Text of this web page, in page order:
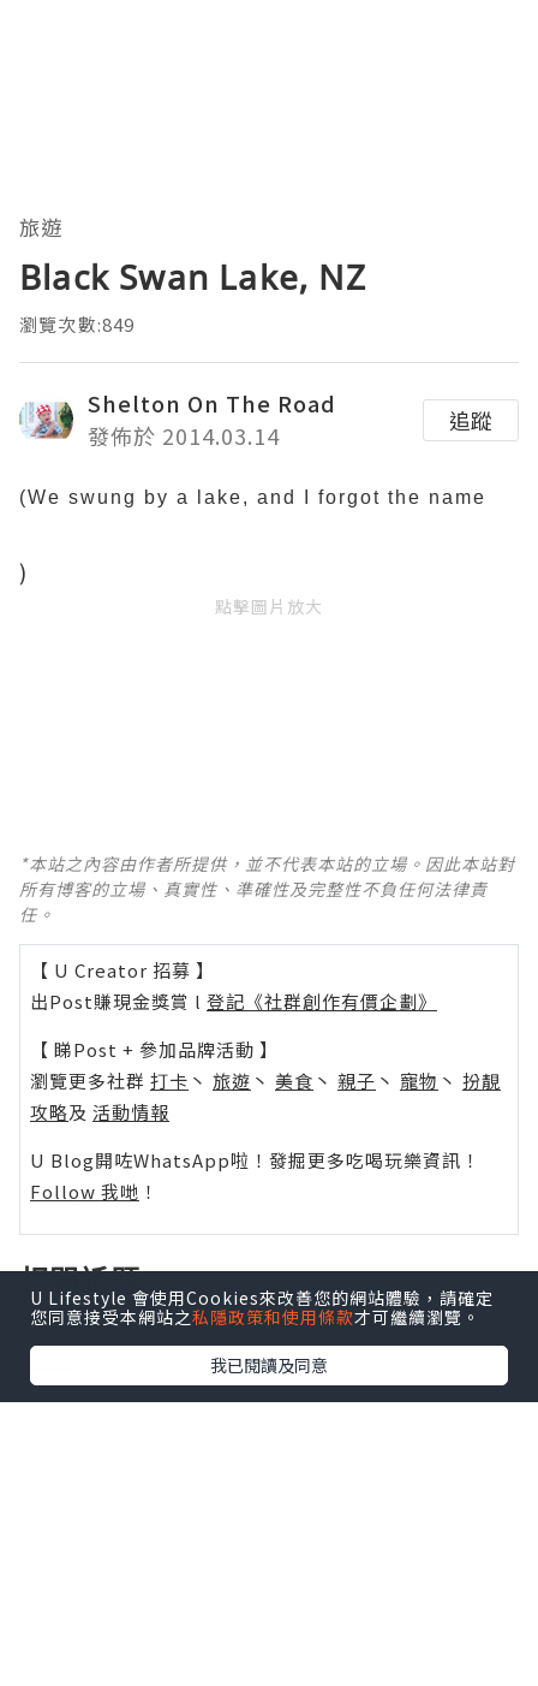
旅遊
Black Swan Lake, NZ
瀏覽次數:849
Shelton On The Road
發佈於 2014.03.14
追蹤
(We swung by a lake, and I forgot the name
)
點擊圖片放大
*本站之內容由作者所提供，並不代表本站的立場。因此本站對
所有博客的立場、真實性、準確性及完整性不負任何法律責
任。
【 U Creator 招募 】
出Post賺現金獎賞 l 登記《社群創作有價企劃》
【 睇Post + 參加品牌活動 】
瀏覽更多社群 打卡 丶 旅遊 丶 美食 丶 親子 丶 寵物 丶 扮靚
攻略及 活動情報
U Blog開咗WhatsApp啦！發掘更多吃喝玩樂資訊！
Follow 我哋 ！
相關話題
NZ
U Lifestyle 會使用Cookies來改善您的網站體驗，請確定
您同意接受本網站之私隱政策和使用條款才可繼續瀏覽。
我已閱讀及同意